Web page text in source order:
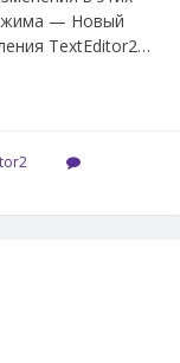
— Новый
TextEditor2…